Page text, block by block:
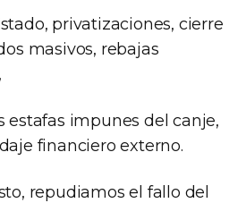
privatizaciones, cierre
masivos, rebajas
estafas impunes del canje,
financiero externo.
repudiamos el fallo del